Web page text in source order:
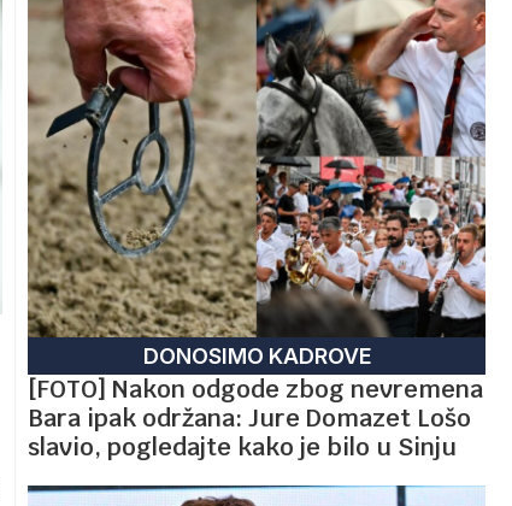
DONOSIMO KADROVE
[FOTO] Nakon odgode zbog nevremena
Bara ipak održana: Jure Domazet Lošo
slavio, pogledajte kako je bilo u Sinju